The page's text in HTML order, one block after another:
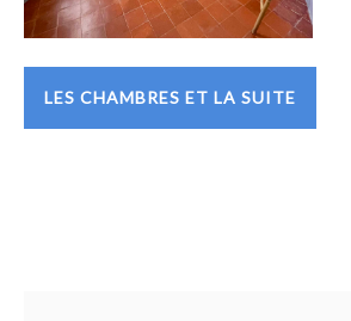
LES CHAMBRES ET LA SUITE